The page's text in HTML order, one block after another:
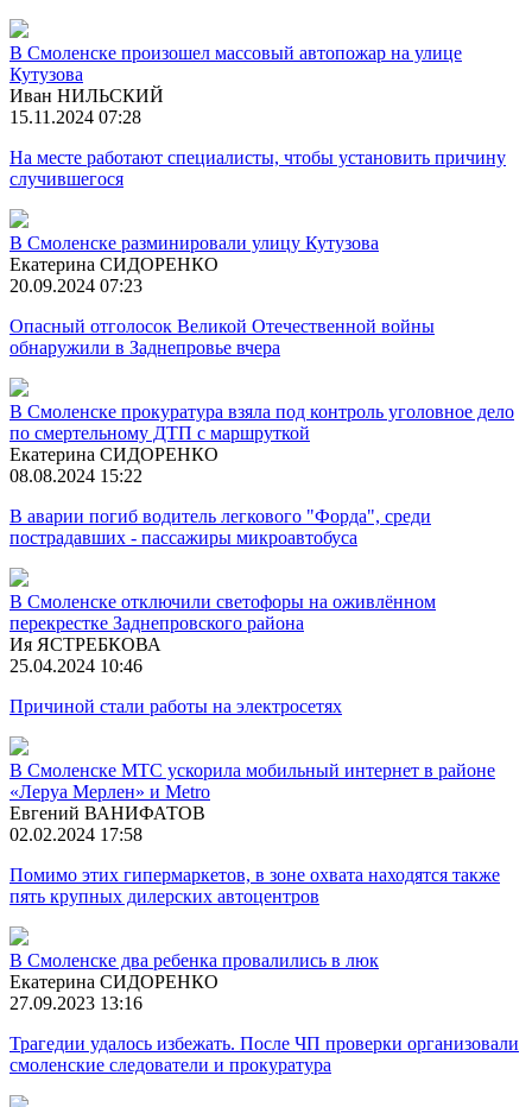
В Смоленске произошел массовый автопожар на улице
Кутузова
Иван НИЛЬСКИЙ
15.11.2024 07:28
На месте работают специалисты, чтобы установить причину
случившегося
В Смоленске разминировали улицу Кутузова
Екатерина СИДОРЕНКО
20.09.2024 07:23
Опасный отголосок Великой Отечественной войны
обнаружили в Заднепровье вчера
В Смоленске прокуратура взяла под контроль уголовное дело
по смертельному ДТП с маршруткой
Екатерина СИДОРЕНКО
08.08.2024 15:22
В аварии погиб водитель легкового "Форда", среди
пострадавших - пассажиры микроавтобуса
В Смоленске отключили светофоры на оживлённом
перекрестке Заднепровского района
Ия ЯСТРЕБКОВА
25.04.2024 10:46
Причиной стали работы на электросетях
В Смоленске МТС ускорила мобильный интернет в районе
«Леруа Мерлен» и Metro
Евгений ВАНИФАТОВ
02.02.2024 17:58
Помимо этих гипермаркетов, в зоне охвата находятся также
пять крупных дилерских автоцентров
В Смоленске два ребенка провалились в люк
Екатерина СИДОРЕНКО
27.09.2023 13:16
Трагедии удалось избежать. После ЧП проверки организовали
смоленские следователи и прокуратура